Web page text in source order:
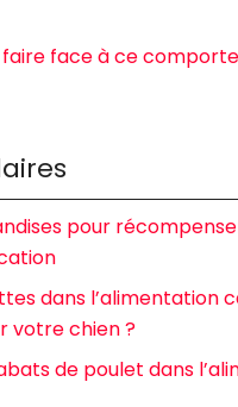
face à ce
pour
dans l’alimentation
votre chien ?
de poulet dans